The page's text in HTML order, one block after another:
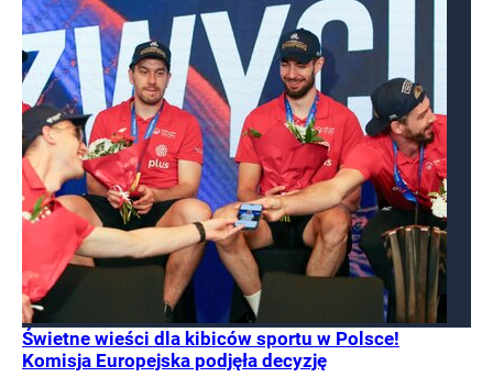
Świetne wieści dla kibiców sportu w Polsce!
Komisja Europejska podjęła decyzję